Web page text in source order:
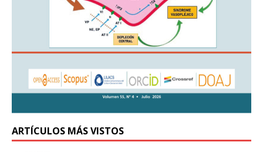
ARTÍCULOS MÁS VISTOS